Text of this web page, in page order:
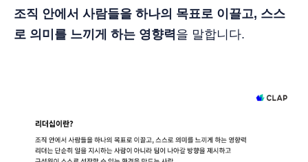
조직 안에서 사람들을 하나의 목표로 이끌고, 스스
로 의미를 느끼게 하는 영향력 을 말합니다.